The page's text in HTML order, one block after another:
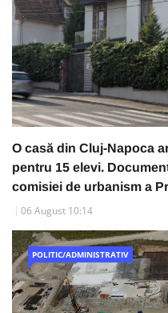
O casă din Cluj-Napoca
pentru 15 elevi.
comisiei de urbanism a
06 August 10:14
POLITIC/ADMINISTRATIV